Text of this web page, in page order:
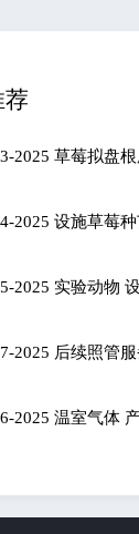
荐
2025 草莓拟盘
2025 设施草莓
2025 实验动物
2025 后续照管
2025 温室气体